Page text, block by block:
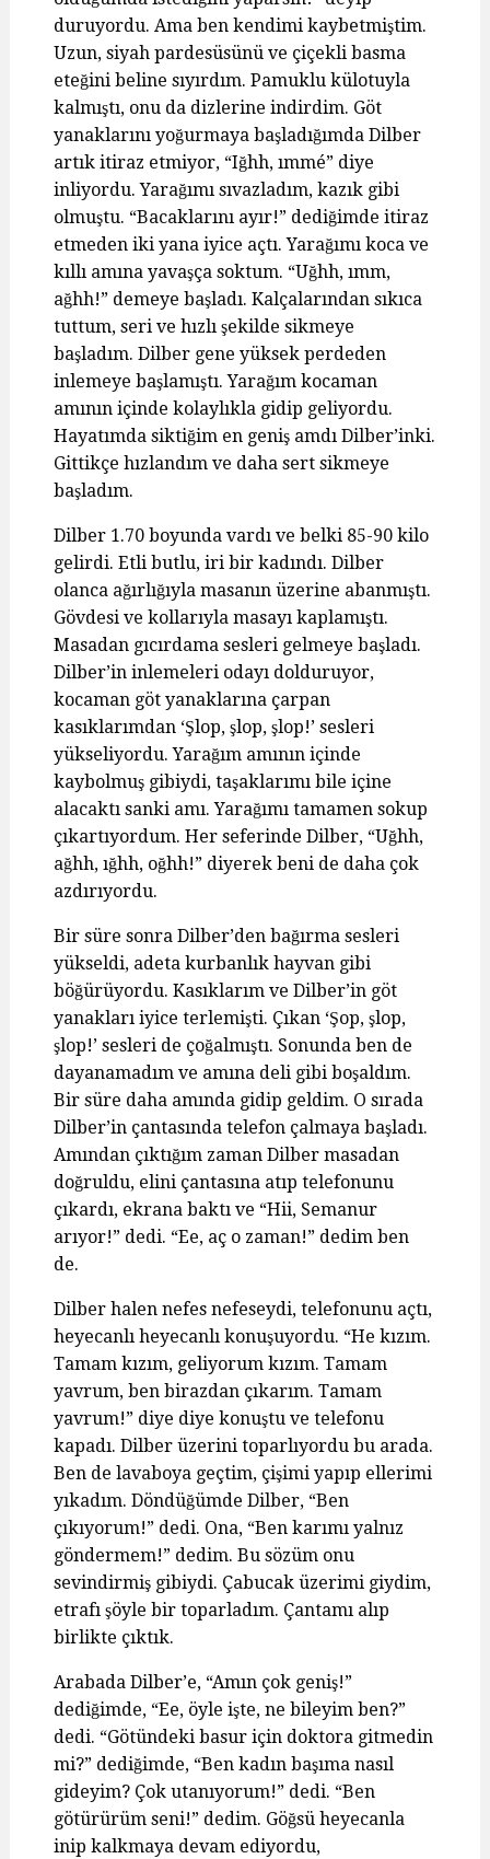
duruyordu. Ama ben kendimi kaybetmiştim.
Uzun, siyah pardesüsünü ve çiçekli basma
eteğini beline sıyırdım. Pamuklu külotuyla
kalmıştı, onu da dizlerine indirdim. Göt
yanaklarını yoğurmaya başladığımda Dilber
artık itiraz etmiyor, “Iğhh, ımmé” diye
inliyordu. Yarağımı sıvazladım, kazık gibi
olmuştu. “Bacaklarını ayır!” dediğimde itiraz
etmeden iki yana iyice açtı. Yarağımı koca ve
kıllı amına yavaşça soktum. “Uğhh, ımm,
ağhh!” demeye başladı. Kalçalarından sıkıca
tuttum, seri ve hızlı şekilde sikmeye
başladım. Dilber gene yüksek perdeden
inlemeye başlamıştı. Yarağım kocaman
amının içinde kolaylıkla gidip geliyordu.
Hayatımda siktiğim en geniş amdı Dilber’inki.
Gittikçe hızlandım ve daha sert sikmeye
başladım.
Dilber 1.70 boyunda vardı ve belki 85-90 kilo
gelirdi. Etli butlu, iri bir kadındı. Dilber
olanca ağırlığıyla masanın üzerine abanmıştı.
Gövdesi ve kollarıyla masayı kaplamıştı.
Masadan gıcırdama sesleri gelmeye başladı.
Dilber’in inlemeleri odayı dolduruyor,
kocaman göt yanaklarına çarpan
kasıklarımdan ‘Şlop, şlop, şlop!’ sesleri
yükseliyordu. Yarağım amının içinde
kaybolmuş gibiydi, taşaklarımı bile içine
alacaktı sanki amı. Yarağımı tamamen sokup
çıkartıyordum. Her seferinde Dilber, “Uğhh,
ağhh, ığhh, oğhh!” diyerek beni de daha çok
azdırıyordu.
Bir süre sonra Dilber’den bağırma sesleri
yükseldi, adeta kurbanlık hayvan gibi
böğürüyordu. Kasıklarım ve Dilber’in göt
yanakları iyice terlemişti. Çıkan ‘Şop, şlop,
şlop!’ sesleri de çoğalmıştı. Sonunda ben de
dayanamadım ve amına deli gibi boşaldım.
Bir süre daha amında gidip geldim. O sırada
Dilber’in çantasında telefon çalmaya başladı.
Amından çıktığım zaman Dilber masadan
doğruldu, elini çantasına atıp telefonunu
çıkardı, ekrana baktı ve “Hii, Semanur
arıyor!” dedi. “Ee, aç o zaman!” dedim ben
de.
Dilber halen nefes nefeseydi, telefonunu açtı,
heyecanlı heyecanlı konuşuyordu. “He kızım.
Tamam kızım, geliyorum kızım. Tamam
yavrum, ben birazdan çıkarım. Tamam
yavrum!” diye diye konuştu ve telefonu
kapadı. Dilber üzerini toparlıyordu bu arada.
Ben de lavaboya geçtim, çişimi yapıp ellerimi
yıkadım. Döndüğümde Dilber, “Ben
çıkıyorum!” dedi. Ona, “Ben karımı yalnız
göndermem!” dedim. Bu sözüm onu
sevindirmiş gibiydi. Çabucak üzerimi giydim,
etrafı şöyle bir toparladım. Çantamı alıp
birlikte çıktık.
Arabada Dilber’e, “Amın çok geniş!”
dediğimde, “Ee, öyle işte, ne bileyim ben?”
dedi. “Götündeki basur için doktora gitmedin
mi?” dediğimde, “Ben kadın başıma nasıl
gideyim? Çok utanıyorum!” dedi. “Ben
götürürüm seni!” dedim. Göğsü heyecanla
inip kalkmaya devam ediyordu,